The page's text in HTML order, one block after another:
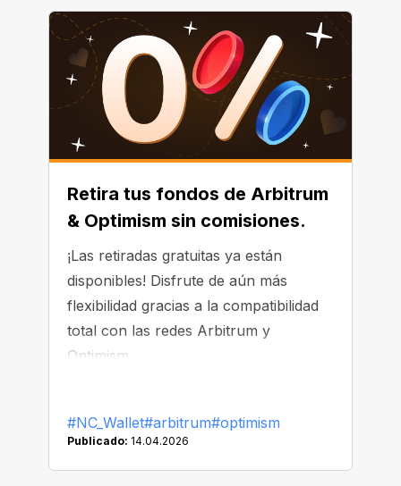
Retira tus fondos de Arbitrum
& Optimism sin comisiones.
¡Las retiradas gratuitas ya están
disponibles! Disfrute de aún más
flexibilidad gracias a la compatibilidad
total con las redes Arbitrum y
Optimism.
#NC_Wallet#arbitrum#optimism
Publicado: 14.04.2026